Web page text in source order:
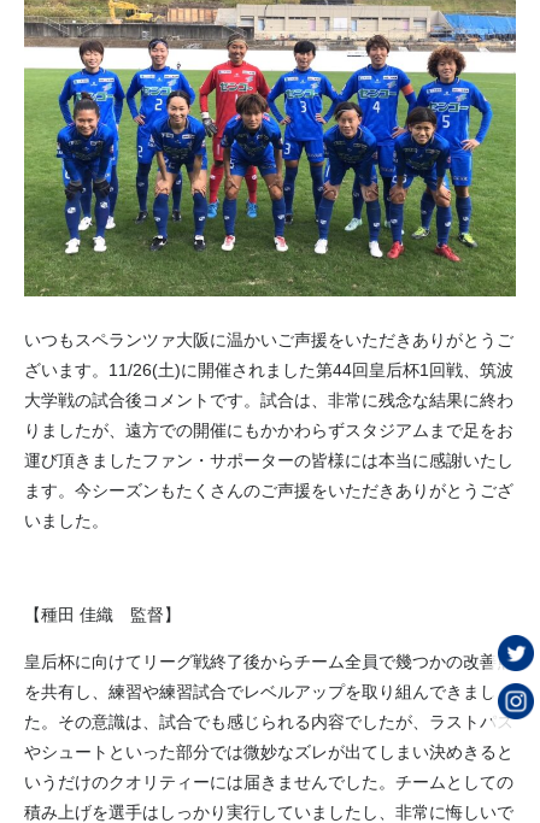
いつもスペランツァ大阪に温かいご声援をいただきありがとうご
ざいます。11/26(土)に開催されました第44回皇后杯1回戦、筑波
大学戦の試合後コメントです。試合は、非常に残念な結果に終わ
りましたが、遠方での開催にもかかわらずスタジアムまで足をお
運び頂きましたファン・サポーターの皆様には本当に感謝いたし
ます。今シーズンもたくさんのご声援をいただきありがとうござ
いました。
【種田 佳織 監督】
皇后杯に向けてリーグ戦終了後からチーム全員で幾つかの改善点
を共有し、練習や練習試合でレベルアップを取り組んできまし
た。その意識は、試合でも感じられる内容でしたが、ラストパス
やシュートといった部分では微妙なズレが出てしまい決めきると
いうだけのクオリティーには届きませんでした。チームとしての
積み上げを選手はしっかり実行していましたし、非常に悔しいで